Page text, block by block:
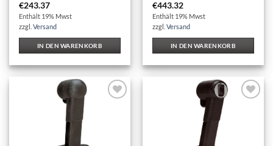
€243.37
Enthält 19% Mwst
zzgl.Versand
IN DEN WARENKORB
€443.32
Enthält 19% Mwst
zzgl.Versand
IN DEN WARENKORB
Wunschliste